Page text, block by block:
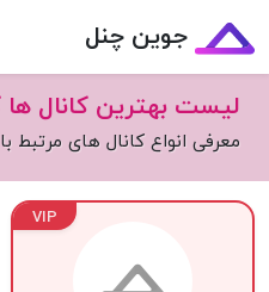
جوین چنل
لیست بهترین کانال
معرفی انواع کانال های مرتبط
VIP